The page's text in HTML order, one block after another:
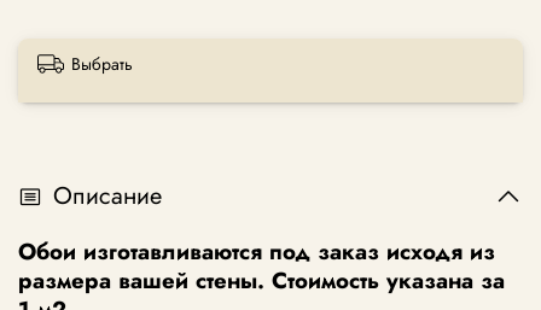
Выбрать
Описание
Обои изготавливаются под заказ исходя из
размера вашей стены. Стоимость указана за